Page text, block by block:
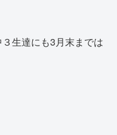
生達にも3月末までは